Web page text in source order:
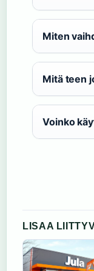
Miten
Mitä teen
Voinko
LISAA